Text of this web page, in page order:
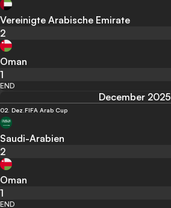
Vereinigte Arabische Emirate
2
Oman
1
END
December 2025
02. Dez.FIFA Arab Cup
Saudi-Arabien
2
Oman
1
END